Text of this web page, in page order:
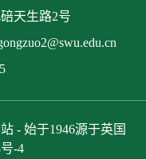
天生路2号
- 始于1946源于英国
-4